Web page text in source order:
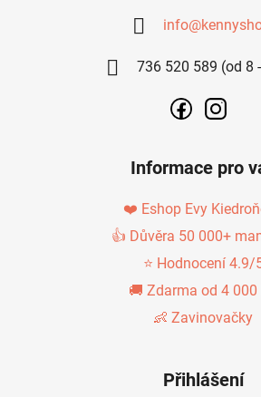
info@
736 520 589 (od 8
Informace pro
❤️ Eshop Evy
👍 Důvěra 50 000+
⭐ Hodnocení 4.9/
🚚 Zdarma od 4 000
👶 Zavinovačky
Přihlášení